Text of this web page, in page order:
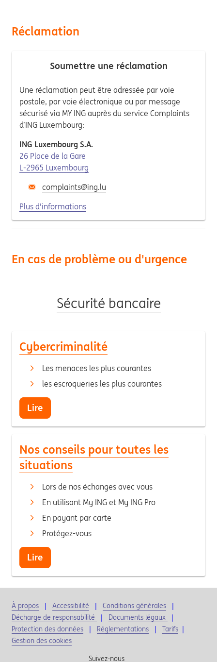
Réclamation
Soumettre une réclamation
Une réclamation peut être adressée par voie
postale, par voie électronique ou par message
sécurisé via MY ING auprès du service Complaints
d’ING Luxembourg:
ING Luxembourg S.A.
26 Place de la Gare
L-2965 Luxembourg
complaints@ing.lu
Plus d'informations
En cas de problème ou d'urgence
Sécurité bancaire
Cybercriminalité
Les menaces les plus courantes
les escroqueries les plus courantes
Lire
Nos conseils pour toutes les
situations
Lors de nos échanges avec vous
En utilisant My ING et My ING Pro
En payant par carte
Protégez-vous
Lire
À propos Accessibilité
Conditions générales
Décharge de responsabilité
Documents légaux
Protection des données
Réglementations Tarifs |
Gestion des cookies
Suivez-nous